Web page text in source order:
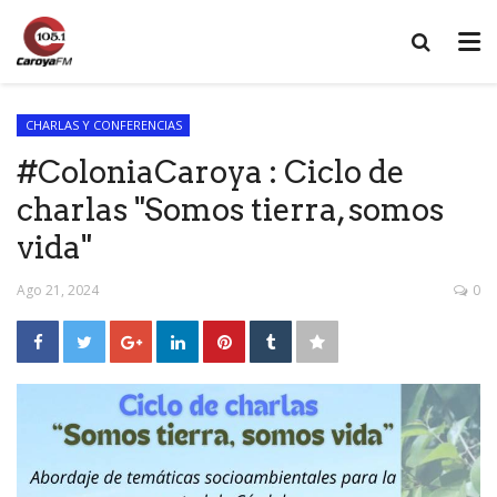
CHARLAS Y CONFERENCIAS
#ColoniaCaroya : Ciclo de
charlas "Somos tierra, somos
vida"
Ago 21, 2024 0